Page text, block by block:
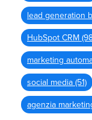
lead generation
HubSpot CRM
marketing
social media (51)
agenzia